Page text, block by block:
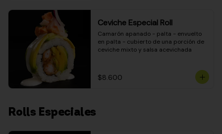
Ceviche Especial Roll
Camarón apanado - palta - envuelto
en palta - cubierto de una porción de
ceviche mixto y salsa acevichada
$8.600
Rolls Especiales